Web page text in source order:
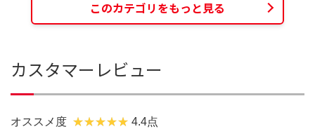
このカテゴリをもっと見る
カスタマーレビュー
オススメ度 4.4点